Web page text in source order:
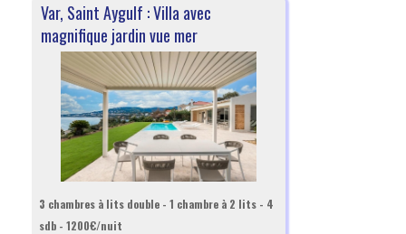
Var, Saint Aygulf : Villa avec
magnifique jardin vue mer
3 chambres à lits double - 1 chambre à 2 lits - 4
sdb - 1200€/nuit